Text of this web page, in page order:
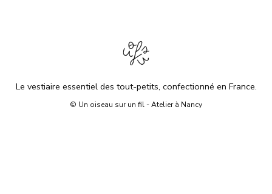
Le vestiaire essentiel des tout-petits, confectionné en France.
© Un oiseau sur un fil - Atelier à Nancy